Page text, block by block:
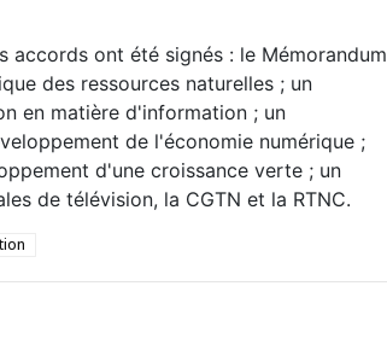
accords ont été signés : le Mémorandum
des ressources naturelles ; un
en matière d'information ; un
de l'économie numérique ;
d'une croissance verte ; un
de télévision, la CGTN et la RTNC.